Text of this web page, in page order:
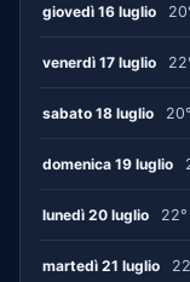
giovedì 16 luglio
venerdì 17 luglio
sabato 18 luglio
domenica 19 luglio
lunedì 20 luglio
martedì 21 luglio